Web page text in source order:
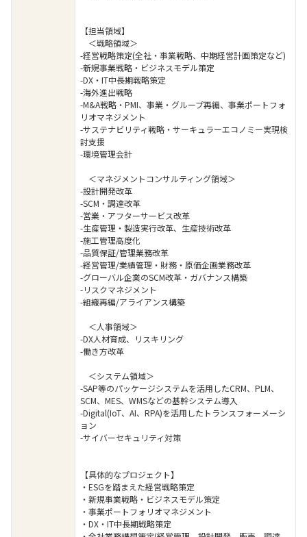
【担当領域】
＜戦略領域＞
-経営戦略策定(全社・事業戦略、中期経営計画策定など)
-新規事業戦略・ビジネスモデル策定
-DX・IT中長期戦略策定
-海外進出戦略
-M&A戦略・PMI、事業・グループ再編、事業ポートフォ
リオマネジメント
-サステナビリティ戦略・サーキュラーエコノミー実現検
討支援
-環境管理会計
＜マネジメントコンサルティング領域＞
-設計開発改革
-SCM・調達改革
-営業・アフターサービス改革
-生産管理・製造実行改革、生産技術改革
-施工管理高度化
-品質保証/管理業務改革
-経営管理/業績管理・財務・原価企画業務改革
-グローバル企業のSCM改革・ガバナンス構築
-リスクマネジメント
-組織再編/アライアンス構築
＜人事領域＞
-DX人材育成、リスキリング
-働き方改革
＜システム領域＞
-SAP等のパッケージシステムを活用したCRM、PLM、
SCM、MES、WMSなどの基幹システム導入
-Digital(IoT、AI、RPA)を活用したトランスフォーメーシ
ョン
-サイバーセキュリティ対策
【具体的なプロジェクト】
・ESGを踏まえた経営戦略策定
・新規事業戦略・ビジネスモデル策定
・事業ポートフォリオマネジメント
・DX・IT中長期戦略策定